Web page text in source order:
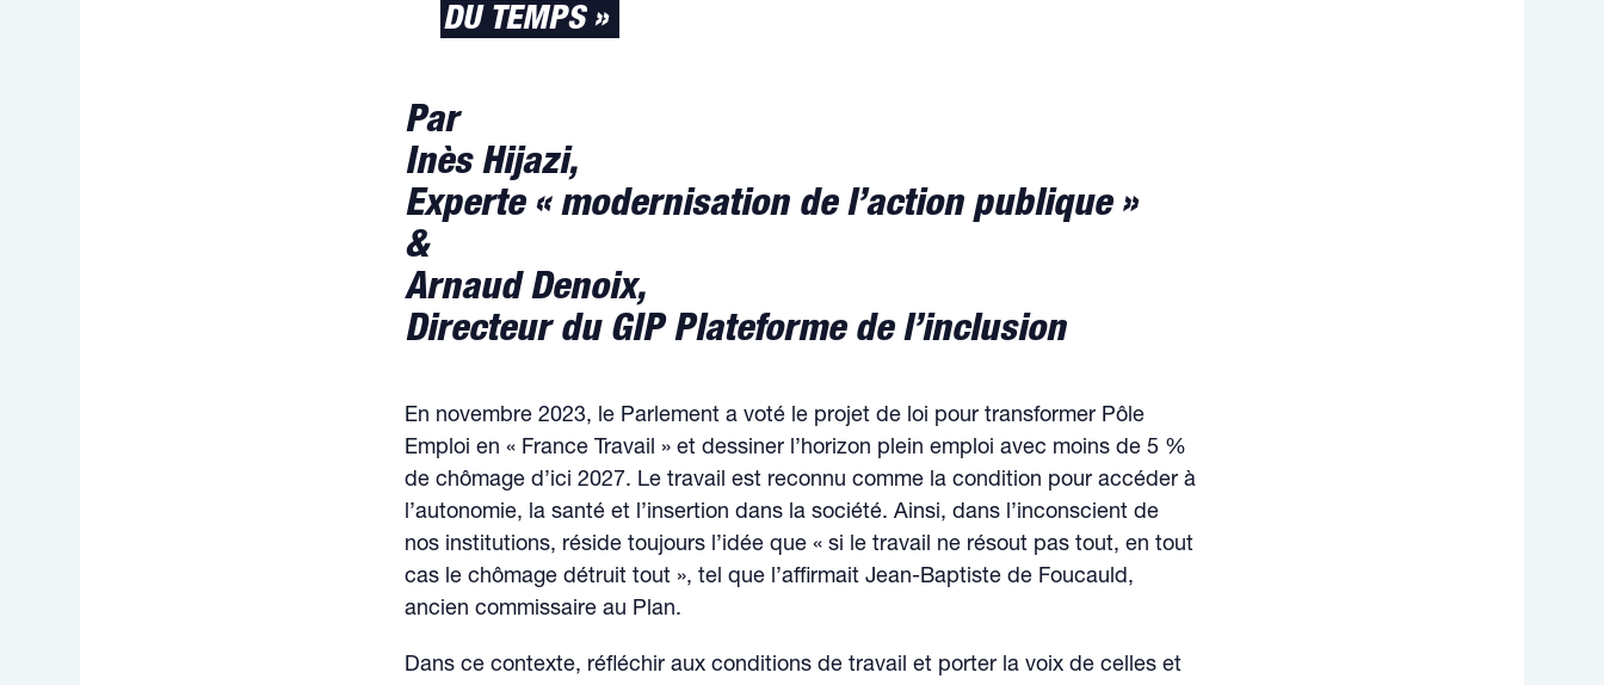
DU TEMPS »
Par
Inès Hijazi,
Experte « modernisation de l’action publique »
&
Arnaud Denoix,
Directeur du GIP Plateforme de l’inclusion
En novembre 2023, le Parlement a voté le projet de loi pour transformer Pôle
Emploi en « France Travail » et dessiner l’horizon plein emploi avec moins de 5 %
de chômage d’ici 2027. Le travail est reconnu comme la condition pour accéder à
l’autonomie, la santé et l’insertion dans la société. Ainsi, dans l’inconscient de
nos institutions, réside toujours l’idée que « si le travail ne résout pas tout, en tout
cas le chômage détruit tout », tel que l’affirmait Jean-Baptiste de Foucauld,
ancien commissaire au Plan.
Dans ce contexte, réfléchir aux conditions de travail et porter la voix de celles et